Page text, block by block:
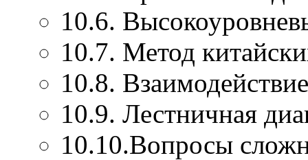
10.6.
10.7. Метод
10.8.
10.9. Лестничная
10.10.Вопросы